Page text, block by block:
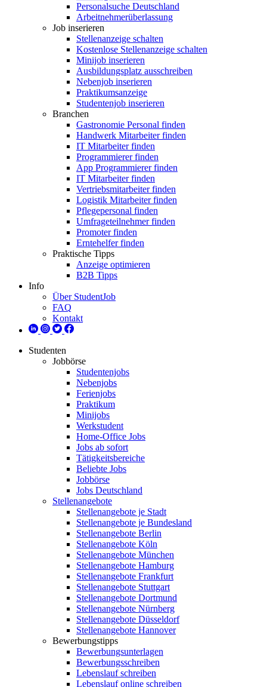
Personalsuche Deutschland
Arbeitnehmerüberlassung
Job inserieren
Stellenanzeige schalten
Kostenlose Stellenanzeige schalten
Minijob inserieren
Ausbildungsplatz ausschreiben
Nebenjob inserieren
Praktikumsanzeige
Studentenjob inserieren
Branchen
Gastronomie Personal finden
Handwerk Mitarbeiter finden
IT Mitarbeiter finden
Programmierer finden
App Programmierer finden
IT Mitarbeiter finden
Vertriebsmitarbeiter finden
Logistik Mitarbeiter finden
Pflegepersonal finden
Umfrageteilnehmer finden
Promoter finden
Erntehelfer finden
Praktische Tipps
Anzeige optimieren
B2B Tipps
Info
Über StudentJob
FAQ
Kontakt
Studenten
Jobbörse
Studentenjobs
Nebenjobs
Ferienjobs
Praktikum
Minijobs
Werkstudent
Home-Office Jobs
Jobs ab sofort
Tätigkeitsbereiche
Beliebte Jobs
Jobbörse
Jobs Deutschland
Stellenangebote
Stellenangebote je Stadt
Stellenangebote je Bundesland
Stellenangebote Berlin
Stellenangebote Köln
Stellenangebote München
Stellenangebote Hamburg
Stellenangebote Frankfurt
Stellenangebote Stuttgart
Stellenangebote Dortmund
Stellenangebote Nürnberg
Stellenangebote Düsseldorf
Stellenangebote Hannover
Bewerbungstipps
Bewerbungsunterlagen
Bewerbungsschreiben
Lebenslauf schreiben
Lebenslauf online schreiben